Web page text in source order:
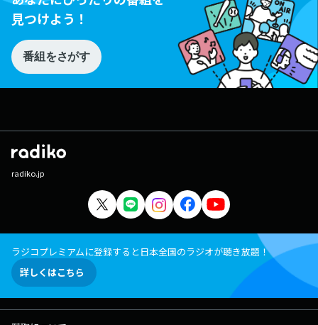
見つけよう！
番組をさがす
radiko.jp
ラジコプレミアムに登録すると日本全国のラジオが聴き放題！
詳しくはこちら